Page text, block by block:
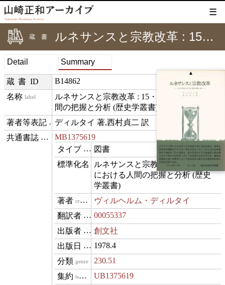
☰
蔵書 ルネサンスと宗教改革 : 15・6世紀における人間の把握と分析 (歴史学叢書)
Detail Summary
▲
蔵書ID B14862
label
ルネサンスと宗教改革 : 15・6世紀における人
間の把握と分析 (歴史学叢書)
creditText
ディルタイ 著,西村貞二 訳
exemplarOfMB1375619
type 図書
name
ルネサンスと宗教改革 : 15・6世紀
における人間の把握と分析 (歴史
学叢書)
creator ヴィルヘルム・ディルタイ
translator00055337
publisher創文社
datePublished
1978.4
genre 230.51
isVariantOf UB1375619